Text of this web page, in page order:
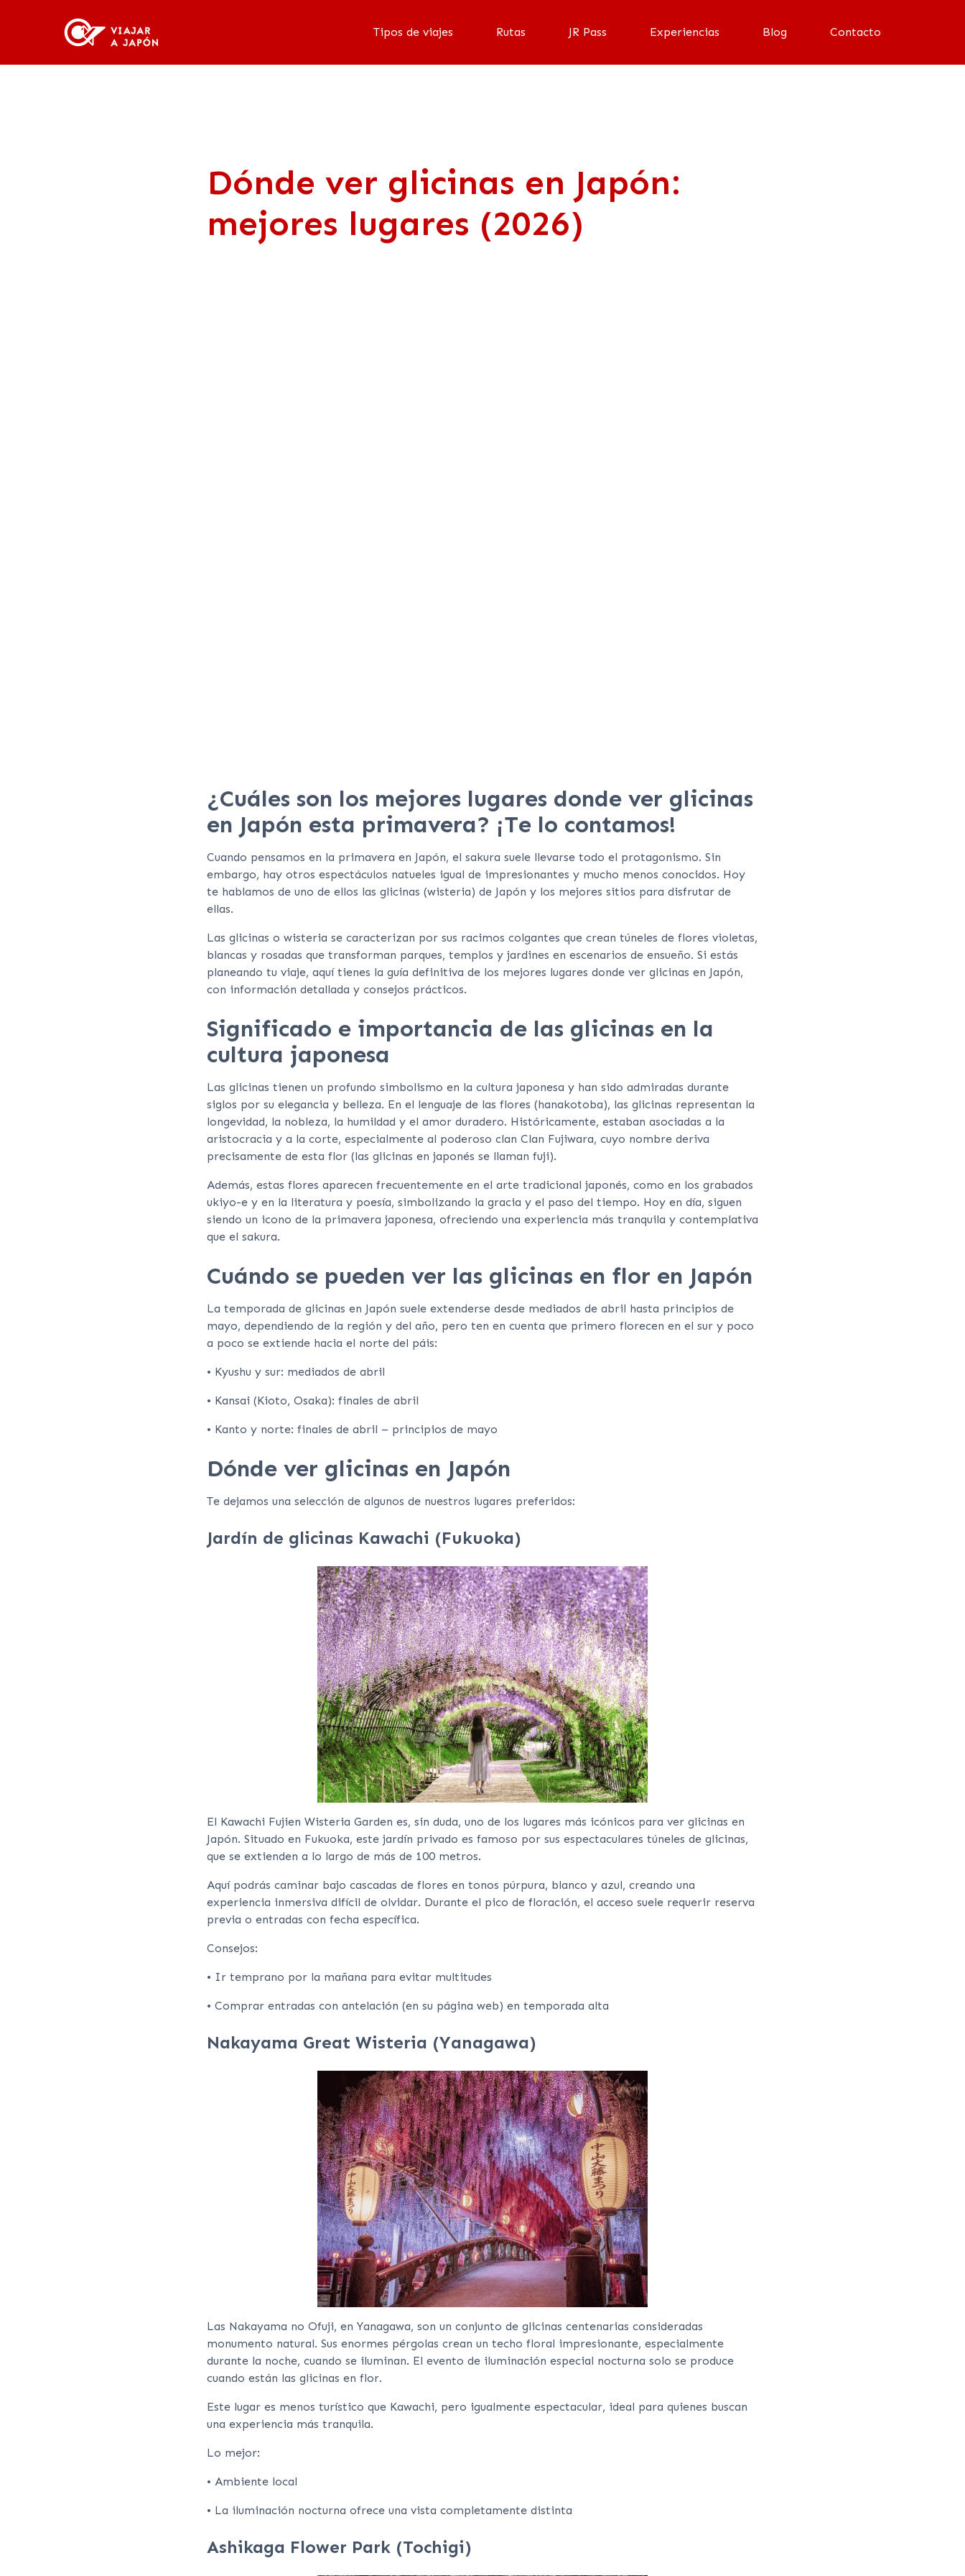
Tipos de viajes Rutas JR Pass Experiencias Blog Contacto
Dónde ver glicinas en Japón:
mejores lugares (2026)
¿Cuáles son los mejores lugares donde ver glicinas
en Japón esta primavera? ¡Te lo contamos!
Cuando pensamos en la primavera en Japón, el sakura suele llevarse todo el protagonismo. Sin
embargo, hay otros espectáculos natueles igual de impresionantes y mucho menos conocidos. Hoy
te hablamos de uno de ellos las glicinas (wisteria) de Japón y los mejores sitios para disfrutar de
ellas.
Las glicinas o wisteria se caracterizan por sus racimos colgantes que crean túneles de flores violetas,
blancas y rosadas que transforman parques, templos y jardines en escenarios de ensueño. Si estás
planeando tu viaje, aquí tienes la guía definitiva de los mejores lugares donde ver glicinas en Japón,
con información detallada y consejos prácticos.
Significado e importancia de las glicinas en la
cultura japonesa
Las glicinas tienen un profundo simbolismo en la cultura japonesa y han sido admiradas durante
siglos por su elegancia y belleza. En el lenguaje de las flores (hanakotoba), las glicinas representan la
longevidad, la nobleza, la humildad y el amor duradero. Históricamente, estaban asociadas a la
aristocracia y a la corte, especialmente al poderoso clan Clan Fujiwara, cuyo nombre deriva
precisamente de esta flor (las glicinas en japonés se llaman fuji).
Además, estas flores aparecen frecuentemente en el arte tradicional japonés, como en los grabados
ukiyo-e y en la literatura y poesía, simbolizando la gracia y el paso del tiempo. Hoy en día, siguen
siendo un icono de la primavera japonesa, ofreciendo una experiencia más tranquila y contemplativa
que el sakura.
Cuándo se pueden ver las glicinas en flor en Japón
La temporada de glicinas en Japón suele extenderse desde mediados de abril hasta principios de
mayo, dependiendo de la región y del año, pero ten en cuenta que primero florecen en el sur y poco
a poco se extiende hacia el norte del páis:
• Kyushu y sur: mediados de abril
• Kansai (Kioto, Osaka): finales de abril
• Kanto y norte: finales de abril – principios de mayo
Dónde ver glicinas en Japón
Te dejamos una selección de algunos de nuestros lugares preferidos:
Jardín de glicinas Kawachi (Fukuoka)
El Kawachi Fujien Wisteria Garden es, sin duda, uno de los lugares más icónicos para ver glicinas en
Japón. Situado en Fukuoka, este jardín privado es famoso por sus espectaculares túneles de glicinas,
que se extienden a lo largo de más de 100 metros.
Aquí podrás caminar bajo cascadas de flores en tonos púrpura, blanco y azul, creando una
experiencia inmersiva difícil de olvidar. Durante el pico de floración, el acceso suele requerir reserva
previa o entradas con fecha específica.
Consejos:
• Ir temprano por la mañana para evitar multitudes
• Comprar entradas con antelación (en su página web) en temporada alta
Nakayama Great Wisteria (Yanagawa)
Las Nakayama no Ofuji, en Yanagawa, son un conjunto de glicinas centenarias consideradas
monumento natural. Sus enormes pérgolas crean un techo floral impresionante, especialmente
durante la noche, cuando se iluminan. El evento de iluminación especial nocturna solo se produce
cuando están las glicinas en flor.
Este lugar es menos turístico que Kawachi, pero igualmente espectacular, ideal para quienes buscan
una experiencia más tranquila.
Lo mejor:
• Ambiente local
• La iluminación nocturna ofrece una vista completamente distinta
Ashikaga Flower Park (Tochigi)